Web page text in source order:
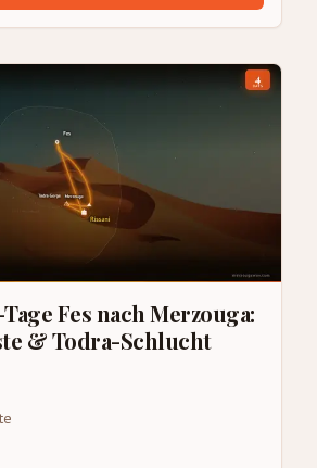
Fes nach Merzouga:
& Todra-Schlucht